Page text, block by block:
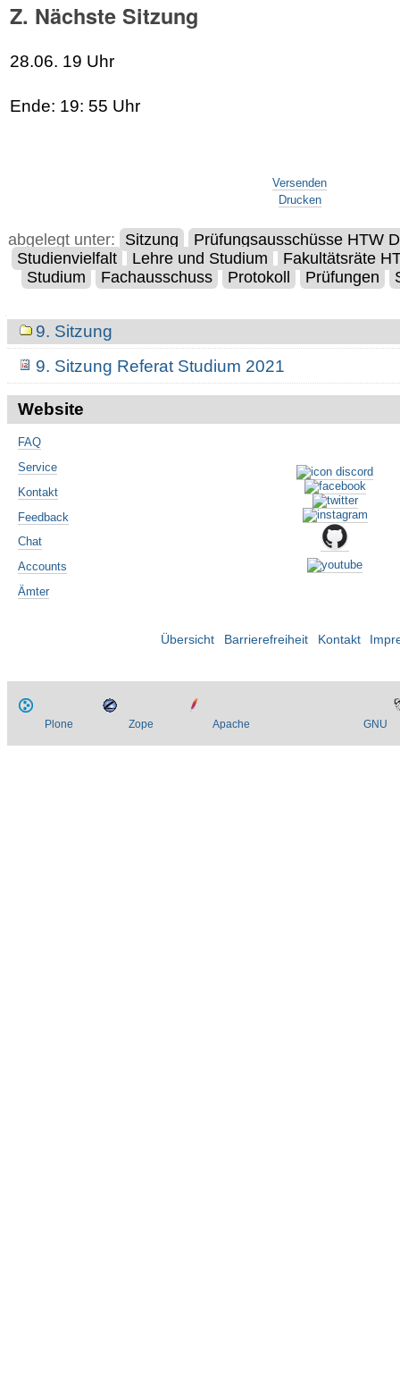
Z. Nächste Sitzung
28.06. 19 Uhr
Ende: 19: 55 Uhr
Versenden
Drucken
abgelegt unter: Sitzung
Prüfungsausschüsse HTW
Studienvielfalt
Lehre und Studium
Fakultätsräte
Studium
Fachausschuss Protokoll Prüfungen
Navigation9. Sitzung
9. Sitzung Referat Studium 2021
Website
FAQ
Service
Kontakt
Feedback
Chat
Accounts
Ämter
Übersicht Barrierefreiheit Kontakt
Plone Zope Apache GNU